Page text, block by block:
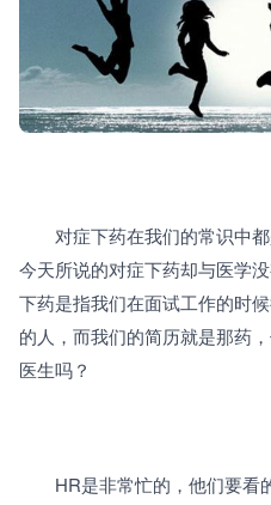
对症下药在我们的常识中都
今天所说的对症下药却与医学
下药是指我们在面试工作的时
的人，而我们的简历就是那药
医生吗？
HR是非常忙的，他们要看